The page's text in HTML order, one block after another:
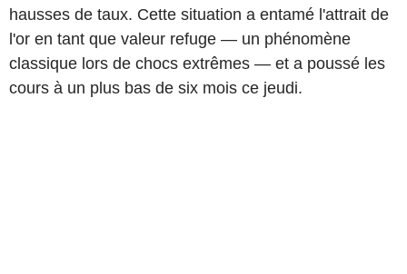
hausses de taux. Cette situation a entamé l'attrait de
l'or en tant que valeur refuge — un phénomène
classique lors de chocs extrêmes — et a poussé les
cours à un plus bas de six mois ce jeudi.